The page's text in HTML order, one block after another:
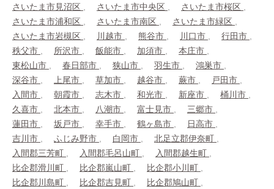
さいたま市見沼区
さいたま市中央区
さいたま市桜区
さいたま市浦和区
さいたま市南区
さいたま市緑区
さいたま市岩槻区
川越市 熊谷市 川口市
行田市
秩父市
所沢市 飯能市 加須市
本庄市
東松山市
春日部市 狭山市 羽生市
鴻巣市
深谷市
上尾市 草加市 越谷市 蕨市
戸田市
入間市
朝霞市 志木市 和光市 新座市
桶川市
久喜市
北本市 八潮市 富士見市
三郷市
蓮田市
坂戸市 幸手市 鶴ヶ島市
日高市
吉川市
ふじみ野市 白岡市
北足立郡伊奈町
入間郡三芳町
入間郡毛呂山町
入間郡越生町
比企郡滑川町
比企郡嵐山町
比企郡小川町
比企郡川島町
比企郡吉見町
比企郡鳩山町